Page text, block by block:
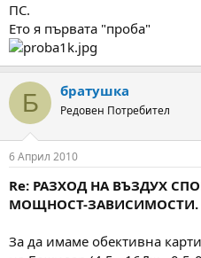
ПС.
Ето я първата "проба"
Б братушка
Редовен Потребител
6 Април 2010
Re: РАЗХОД НА ВЪЗДУХ
МОЩНОСТ-ЗАВИСИМОСТИ.
За да имаме обективна